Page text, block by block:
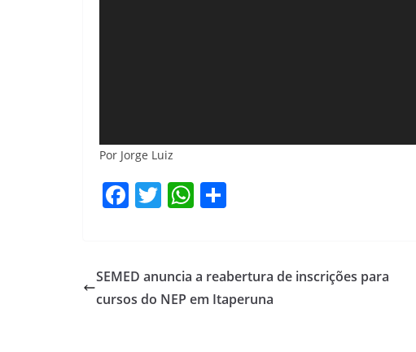
Por Jorge Luiz
F
e
b
T
er
W
s
A
e
SEMED anuncia a reabertura de inscrições para
cursos do NEP em Itaperuna